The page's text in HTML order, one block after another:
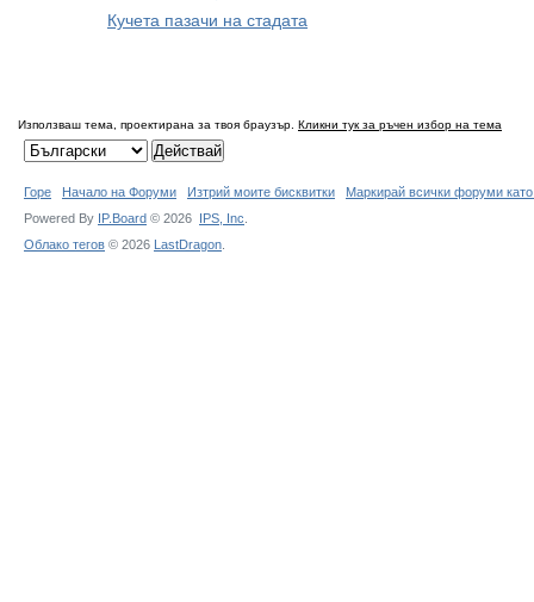
Кучета пазачи на стадата
Използваш тема, проектирана за твоя браузър. Кликни тук за ръчен избор на тема
Горе Начало на Форуми Изтрий моите бисквитки
Маркирай всички форуми
Powered By IP.Board © 2026 IPS, Inc
Облако тегов © 2026 LastDragon